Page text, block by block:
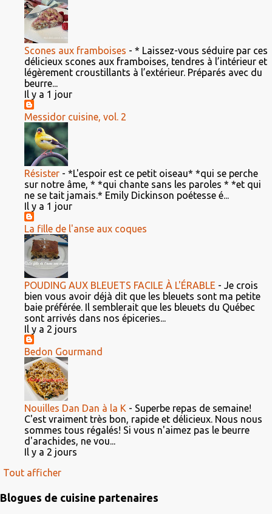
Scones aux framboises - * Laissez-vous séduire par ces
délicieux scones aux framboises, tendres à l’intérieur et
légèrement croustillants à l’extérieur. Préparés avec du
beurre...
Il y a 1 jour
Messidor cuisine, vol. 2
Résister - *L'espoir est ce petit oiseau* *qui se perche
sur notre âme, * *qui chante sans les paroles * *et qui
ne se tait jamais.* Emily Dickinson poétesse é...
Il y a 1 jour
La fille de l'anse aux coques
POUDING AUX BLEUETS FACILE À L'ÉRABLE - Je crois
bien vous avoir déjà dit que les bleuets sont ma petite
baie préférée. Il semblerait que les bleuets du Québec
sont arrivés dans nos épiceries...
Il y a 2 jours
Bedon Gourmand
Nouilles Dan Dan à la K - Superbe repas de semaine!
C'est vraiment très bon, rapide et délicieux. Nous nous
sommes tous régalés! Si vous n'aimez pas le beurre
d'arachides, ne vou...
Il y a 2 jours
Tout afficher
Blogues de cuisine partenaires